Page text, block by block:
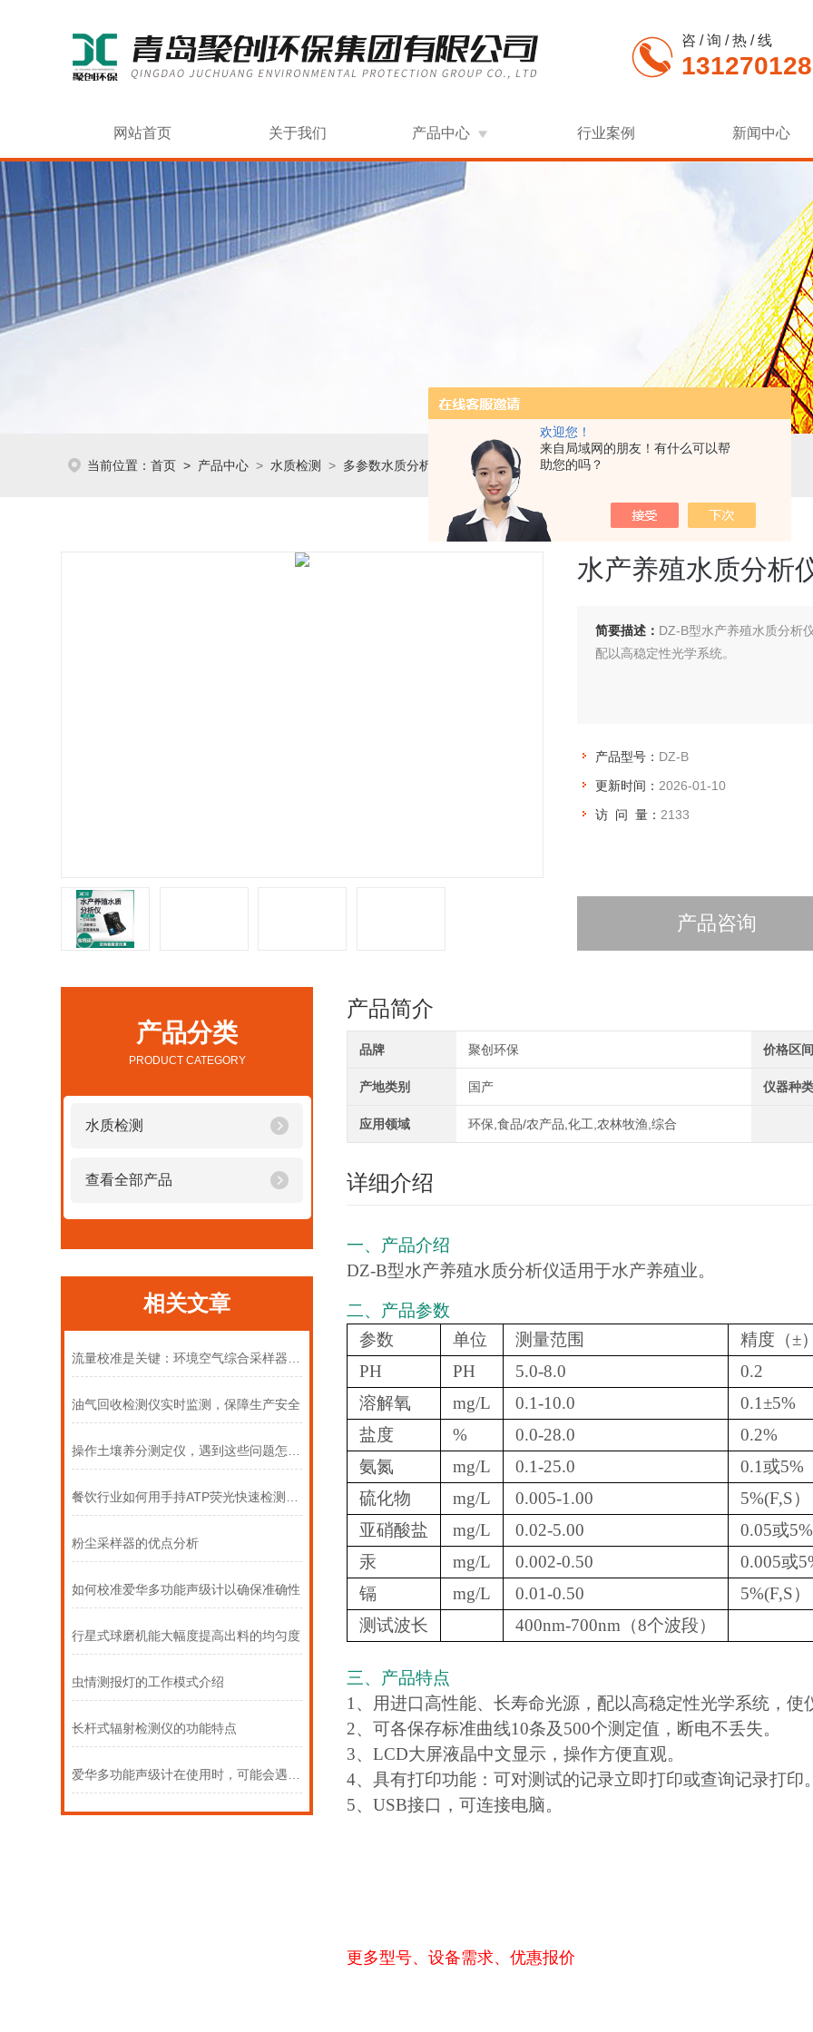
欢迎您！
来自局域网的朋友！有什么可以帮
助您的吗？
咨 / 询 / 热 / 线
网站首页 关于我们 产品中心 行业案例 新闻中心
当前位置： 首页 > 产品中心 > 水质检测 > 多参数水质分析仪 > DZ-B水产养殖水质分析仪（8项）
水产养殖水质分析
简要描述： DZ-B型水产养殖水质分析
配以高稳定性光学系统。
产品型号： DZ-B
更新时间： 2026-01-10
访 问 量： 2133
产品咨询
产品分类
PRODUCT CATEGORY
水质检测
查看全部产品
相关文章
油气回收检测仪实时监测，保障生产安全
粉尘采样器的优点分析
如何校准爱华多功能声级计以确保准确性
行星式球磨机能大幅度提高出料的均匀度
虫情测报灯的工作模式介绍
长杆式辐射检测仪的功能特点
产品简介
品牌 聚创环保 价格区
产地类别 国产 仪器种
应用领域 环保,食品/农产品,化工,农林牧渔,综合
详细介绍
一、产品介绍
DZ-B型水产养殖水质分析仪适用于水产养殖业。
二、产品参数
参数
单位 测量范围
精度（±
PH
PH 5.0-8.0
0.2
溶解氧
mg/L 0.1-10.0
0.1±5%
盐度
% 0.0-28.0
0.2%
氨氮
mg/L 0.1-25.0
0.1或5%
硫化物
mg/L 0.005-1.00
5%(F,S）
亚硝酸盐
mg/L 0.02-5.00
0.05或5%
汞
mg/L 0.002-0.50
0.005或
镉
mg/L 0.01-0.50
5%(F,S）
测试波长
400nm-700nm（8个波段）
三、产品特点
1、用进口高性能、长寿命光源，配以高稳定性光学系统，使
2、可各保存标准曲线10条及500个测定值，断电不丢失。
3、LCD大屏液晶中文显示，操作方便直观。
4、具有打印功能：可对测试的记录立即打印或查询记录打印
5、USB接口，可连接电脑。
更多型号、设备需求、优惠报价